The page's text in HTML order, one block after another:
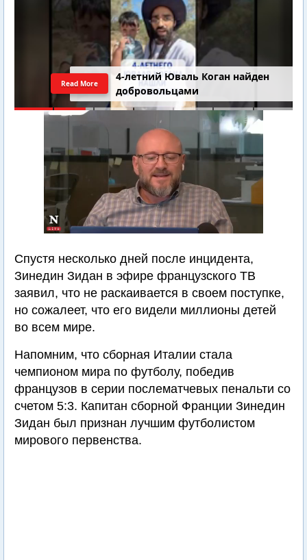
4-летний Юваль Коган найден
добровольцами
Read More
Спустя несколько дней после инцидента,
Зинедин Зидан в эфире французского ТВ
заявил, что не раскаивается в своем поступке,
но сожалеет, что его видели миллионы детей
во всем мире.
Напомним, что сборная Италии стала
чемпионом мира по футболу, победив
французов в серии послематчевых пенальти со
счетом 5:3. Капитан сборной Франции Зинедин
Зидан был признан лучшим футболистом
мирового первенства.